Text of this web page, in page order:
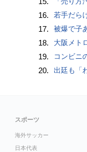
16. 若手だら
17. 被爆で子
18. 大阪メト
19. コンビニ
20. 出廷も「
スポーツ
海外サッカー
日本代表